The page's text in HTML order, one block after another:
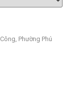
Phường Phú